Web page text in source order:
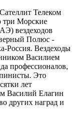
Телеком
три Морские
вездеходов
Полюс -
Россия. Вездеходы
Василием
профессионалов,
Это
лет
Василий Елагин
других наград и